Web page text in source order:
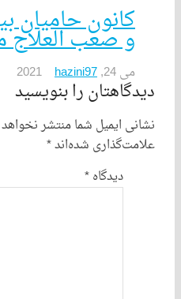
حامیان
صعب العلاج مهر
hazini97
را بنویسید
ایمیل شما منتشر نخواهد شد.
شده‌اند*